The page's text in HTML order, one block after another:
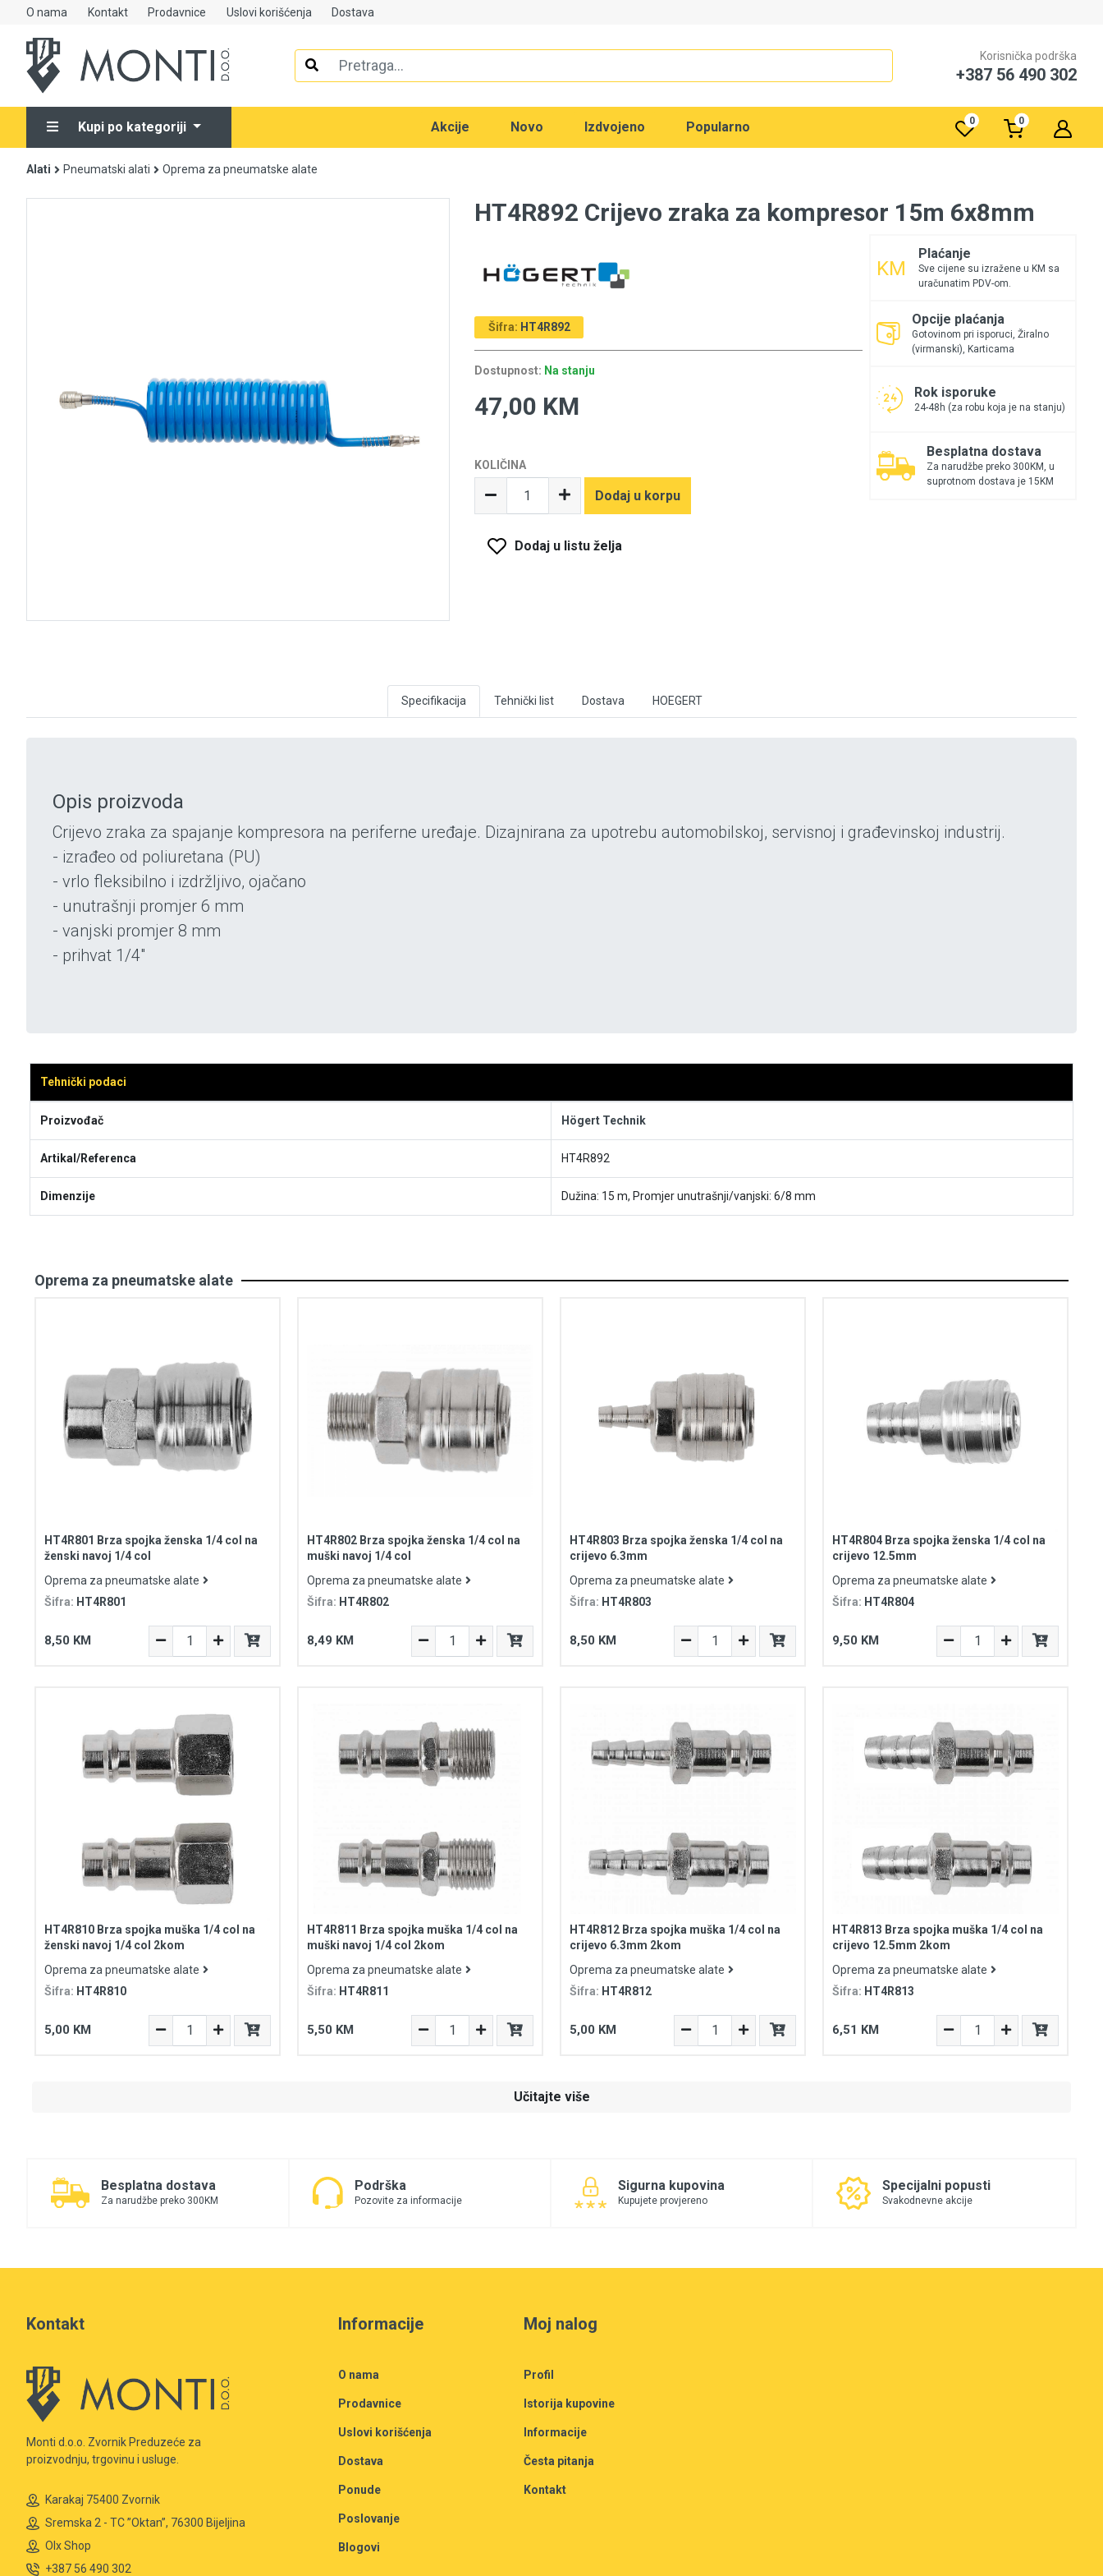
O nama Kontakt Prodavnice Uslovi korišćenja Dostava
Korisnička podrška
+387 56 490 302
Kupi po kategoriji Akcije Novo Izdvojeno Popularno 0 0
Alati
Elektrooprema
Grijanje i klimatizacija
Mjerno-regulaciona oprema
Alati Pneumatski alati Oprema za pneumatske alate
HT4R892 Crijevo zraka za kompresor 15m 6x8mm
Šifra: HT4R892
Dostupnost: Na stanju
47,00 KM
KOLIČINA
Dodaj u korpu
Dodaj u listu želja
Plaćanje
Sve cijene su izražene u KM sa
uračunatim PDV-om.
Opcije plaćanja
Gotovinom pri isporuci, Žiralno
(virmanski), Karticama
Rok isporuke
24-48h (za robu koja je na stanju)
Besplatna dostava
Za narudžbe preko 300KM, u
suprotnom dostava je 15KM
Specifikacija Tehnički list Dostava HOEGERT
Opis proizvoda
Crijevo zraka za spajanje kompresora na periferne uređaje. Dizajnirana za upotrebu automobilskoj, servisnoj i građevinskoj industrij.
- izrađeo od poliuretana (PU)
- vrlo fleksibilno i izdržljivo, ojačano
- unutrašnji promjer 6 mm
- vanjski promjer 8 mm
- prihvat 1/4"
Tehnički podaci
Proizvođač Högert Technik
Artikal/Referenca HT4R892
Dimenzije Dužina: 15 m, Promjer unutrašnji/vanjski: 6/8 mm
Oprema za pneumatske alate
HT4R801 Brza spojka ženska 1/4 col na
ženski navoj 1/4 col
Oprema za pneumatske alate
Šifra: HT4R801
8,50 KM
HT4R802 Brza spojka ženska 1/4 col na
muški navoj 1/4 col
Oprema za pneumatske alate
Šifra: HT4R802
8,49 KM
HT4R803 Brza spojka ženska 1/4 col na
crijevo 6.3mm
Oprema za pneumatske alate
Šifra: HT4R803
8,50 KM
HT4R804 Brza spojka ženska 1/4 col na
crijevo 12.5mm
Oprema za pneumatske alate
Šifra: HT4R804
9,50 KM
HT4R810 Brza spojka muška 1/4 col na
ženski navoj 1/4 col 2kom
Oprema za pneumatske alate
Šifra: HT4R810
5,00 KM
HT4R811 Brza spojka muška 1/4 col na
muški navoj 1/4 col 2kom
Oprema za pneumatske alate
Šifra: HT4R811
5,50 KM
HT4R812 Brza spojka muška 1/4 col na
crijevo 6.3mm 2kom
Oprema za pneumatske alate
Šifra: HT4R812
5,00 KM
HT4R813 Brza spojka muška 1/4 col na
crijevo 12.5mm 2kom
Oprema za pneumatske alate
Šifra: HT4R813
6,51 KM
Učitajte više
Besplatna dostava
Za narudžbe preko 300KM
Podrška
Pozovite za informacije
Sigurna kupovina
Kupujete provjereno
Specijalni popusti
Svakodnevne akcije
Kontakt
Monti d.o.o. Zvornik Preduzeće za
proizvodnju, trgovinu i usluge.
Karakaj 75400 Zvornik
Sremska 2 - TC ”Oktan”, 76300 Bijeljina
Olx Shop
+387 56 490 302
Informacije
O nama
Prodavnice
Uslovi korišćenja
Dostava
Ponude
Poslovanje
Blogovi
Moj nalog
Profil
Istorija kupovine
Informacije
Česta pitanja
Kontakt